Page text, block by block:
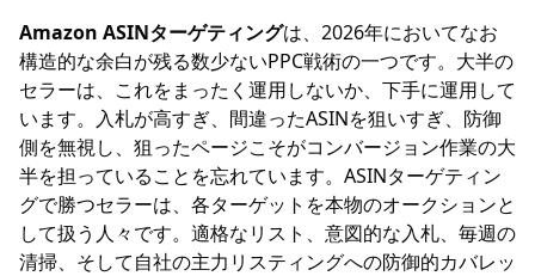
Amazon ASINターゲティングは、2026年においてなお
構造的な余白が残る数少ないPPC戦術の一つです。大半の
セラーは、これをまったく運用しないか、下手に運用して
います。入札が高すぎ、間違ったASINを狙いすぎ、防御
側を無視し、狙ったページこそがコンバージョン作業の大
半を担っていることを忘れています。ASINターゲティン
グで勝つセラーは、各ターゲットを本物のオークションと
して扱う人々です。適格なリスト、意図的な入札、毎週の
清掃、そして自社の主力リスティングへの防御的カバレッ